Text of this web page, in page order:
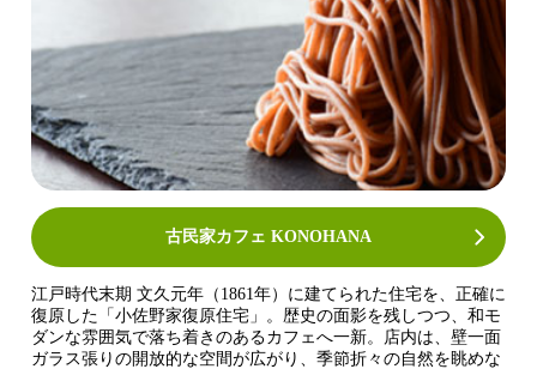
古民家カフェ KONOHANA
江戸時代末期 文久元年（1861年）に建てられた住宅を、正確に
復原した「小佐野家復原住宅」。歴史の面影を残しつつ、和モ
ダンな雰囲気で落ち着きのあるカフェへ一新。店内は、壁一面
ガラス張りの開放的な空間が広がり、季節折々の自然を眺めな